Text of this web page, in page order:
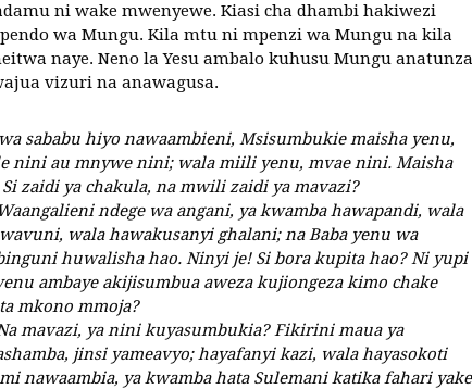
ni wake mwenyewe. Kiasi cha dhambi hakiwezi
wa Mungu. Kila mtu ni mpenzi wa Mungu na kila
naye. Neno la Yesu ambalo kuhusu Mungu anatunza
vizuri na anawagusa.
sababu hiyo nawaambieni, Msisumbukie maisha yenu,
nini au mnywe nini; wala miili yenu, mvae nini. Maisha
Si zaidi ya chakula, na mwili zaidi ya mavazi?
ndege wa angani, ya kwamba hawapandi, wala
wala hawakusanyi ghalani; na Baba yenu wa
huwalisha hao. Ninyi je! Si bora kupita hao? Ni yupi
ambaye akijisumbua aweza kujiongeza kimo chake
mkono mmoja?
mavazi, ya nini kuyasumbukia? Fikirini maua ya
jinsi yameavyo; hayafanyi kazi, wala hayasokoti
nawaambia, ya kwamba hata Sulemani katika fahari yake